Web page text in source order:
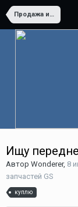
Продажа и покупка деталей и запчастей GS
Ищу
Автор Wonderer, 8
запчастей GS
куплю